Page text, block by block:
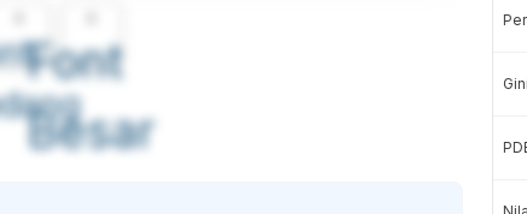
Font
Besar